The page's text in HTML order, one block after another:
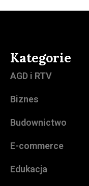
Kategorie
AGD i RTV
Biznes
Budownictwo
E-commerce
Edukacja